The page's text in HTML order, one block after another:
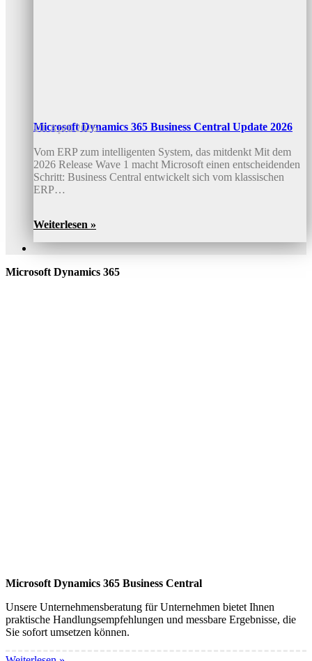
Microsoft Dynamics 365 Business Central Update 2026
10. April 2026
Vom ERP zum intelligenten System, das mitdenkt Mit dem
2026 Release Wave 1 macht Microsoft einen entscheidenden
Schritt: Business Central entwickelt sich vom klassischen
ERP…
Weiterlesen »
Microsoft Dynamics 365
Microsoft Dynamics 365 Business Central
Unsere Unternehmensberatung für Unternehmen bietet Ihnen
praktische Handlungsempfehlungen und messbare Ergebnisse, die
Sie sofort umsetzen können.